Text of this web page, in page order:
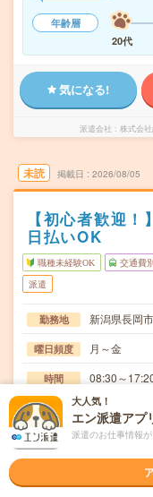
年齢層
20代
気になる!
派遣会社 株式会
未読 掲載日 2026/08/05
【初心者歓迎
日払いOK
職種未経験OK 交通費
派遣
勤務地 新潟県長岡市
曜日頻度 月～金
時間 08:30～
期間 長期でお仕
時給 時給1200円
交通費
交通費規定
大人気！
エン派遣アプ
派遣のお仕事情報